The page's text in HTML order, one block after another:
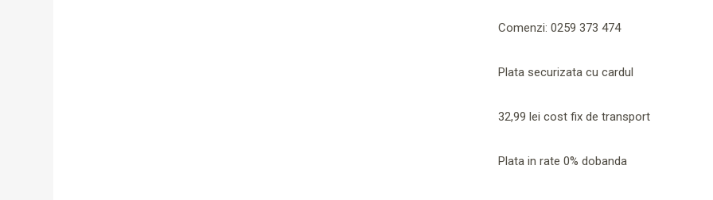
Comenzi: 0259 373 474
Plata securizata cu cardul
32,99 lei cost fix de transport
Plata in rate 0% dobanda